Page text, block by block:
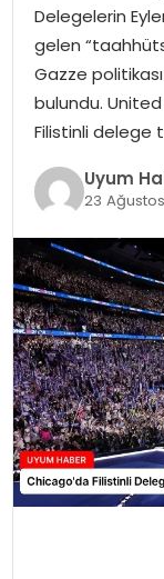
SAĞLIK
MAGAZIN
YAŞAM
Delegelerin
gelen
Gazze
bulundu. United
Filistinli delege
Uyum
23